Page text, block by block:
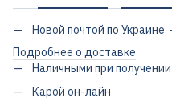
Новой почтой по Украине
Подробнее о доставке
Наличными при получении
Карой он-лайн